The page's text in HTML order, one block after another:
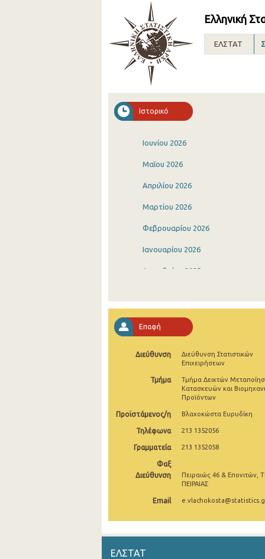
Ελληνική
ΕΛΣΤΑΤ
Ιστορικό
Ιουνίου 2026
Μαΐου 2026
Απριλίου 2026
Μαρτίου 2026
Φεβρουαρίου 2026
Ιανουαρίου 2026
Δεκεμβρίου 2025
Σεπτεμβρίου 2025
Αυγούστου 2025
Ιουλίου 2025
Ιουνίου 2025
Μαΐου 2025
Μαρτίου 2025
Φεβρουαρίου 2025
Ιανουαρίου 2025
Νοεμβρίου 2024
Επαφή
Διεύθυνση
Διεύθυνση Στατιστικών
Επιχειρήσεων
Τμήμα
Τμήμα Δεικτών
Κατασκευών και
Προϊόντων
Προϊστάμενος/η Βλαχοκώστα Ευρυδίκη
Τηλέφωνα 213 1352056
Γραμματεία 213 1352058
Φαξ
Διεύθυνση
Πειραιώς 46 & Επονιτών,
ΠΕΙΡΑΙΑΣ
Email
ΕΛΣΤΑΤ